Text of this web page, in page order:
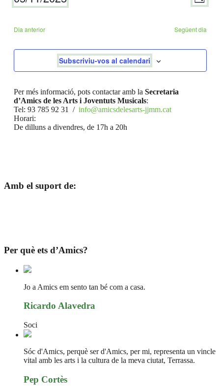
dede
Selecciona
data.
Dia anterior Següent dia
Subscriviu-vos al calendari
Per més informació, pots contactar amb la Secretaria
d’Amics de les Arts i Joventuts Musicals:
Tel: 93 785 92 31 / info@amicsdelesarts-jjmm.cat
Horari:
De dilluns a divendres, de 17h a 20h
Amb el suport de:
Per què ets d’Amics?
Jo a Amics em sento tan bé com a casa.
Ricardo Alavedra
Soci
Sóc d'Amics, perquè ser d'Amics, per mi, representa un vincle
vital amb les arts i la cultura de la meva ciutat, Terrassa.
Pep Cortès